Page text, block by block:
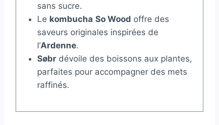
sans sucre.
Le kombucha So Wood offre des
saveurs originales inspirées de
l’Ardenne.
Søbrdévoile des boissons aux plantes,
parfaites pour accompagner des mets
raffinés.